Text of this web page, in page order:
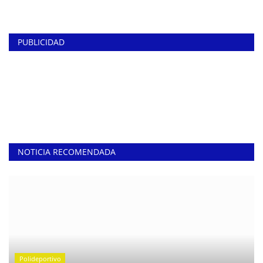
PUBLICIDAD
NOTICIA RECOMENDADA
Polideportivo